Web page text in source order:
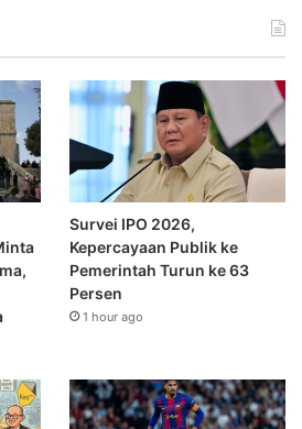
Survei IPO 2026,
Kepercayaan Publik ke
Pemerintah Turun ke 63
Persen
1 hour ago